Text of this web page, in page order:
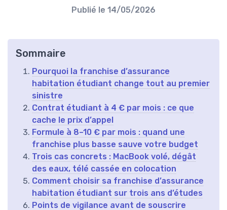
Publié le 14/05/2026
Sommaire
Pourquoi la franchise d’assurance
habitation étudiant change tout au premier
sinistre
Contrat étudiant à 4 € par mois : ce que
cache le prix d’appel
Formule à 8–10 € par mois : quand une
franchise plus basse sauve votre budget
Trois cas concrets : MacBook volé, dégât
des eaux, télé cassée en colocation
Comment choisir sa franchise d’assurance
habitation étudiant sur trois ans d’études
Points de vigilance avant de souscrire